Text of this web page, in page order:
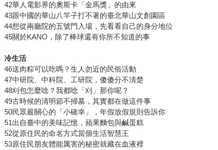
42華人電影界的奧斯卡「金馬獎」的由來
43跟中國的華山八竿子打不著的臺北華山文創園區
44想從兩廳院的五號門入場，先看看自己的身分地位
45關於KANO，除了棒球還有你所不知道的事
冷生活
46送肉粽可以吃嗎？生人勿近的民俗活動
47中研院、中科院、工研院，傻傻分不清楚
48刈包怎麼唸？我都唸「刈」那你呢？
49古時候的清明節不掃墓，其實都在做這件事
50民眾最關心的「小確幸」，年假放假規則告訴你
51出自臺中的美味記憶，蘋果麵包與鹹蛋糕
52從原住民的命名方式當個生活智慧王
53原住民朋友體能厲害的秘密就藏在血液裡